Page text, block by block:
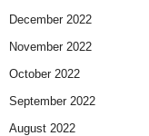
December 2022
November 2022
October 2022
September 2022
August 2022